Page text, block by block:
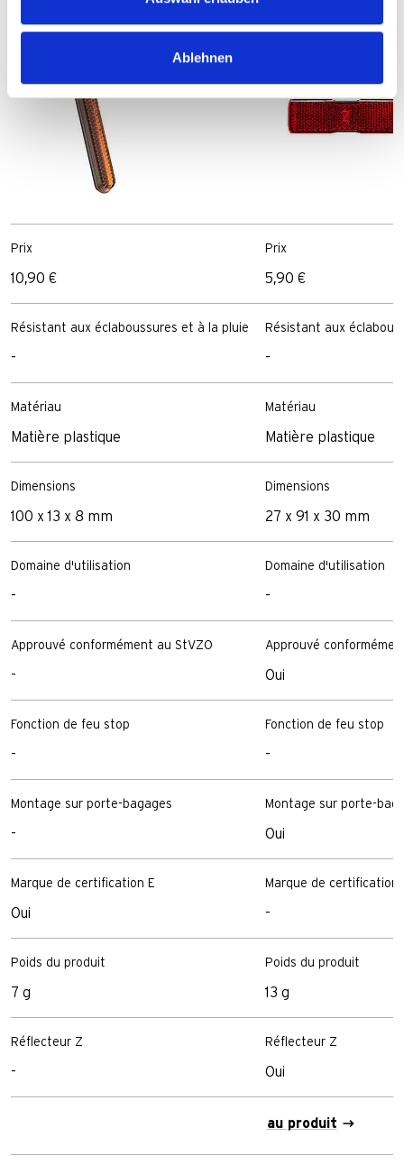
Ablehnen
Prix
10,90 €
Résistant aux éclaboussures et à la pluie
-
Matériau
Matière plastique
Dimensions
100 x 13 x 8 mm
Domaine d'utilisation
-
Approuvé conformément au StVZO
-
Fonction de feu stop
-
Montage sur porte-bagages
-
Marque de certification E
Oui
Poids du produit
7 g
Réflecteur Z
-
Prix
5,90 €
Résistant aux
-
Matériau
Matière plastique
Dimensions
27 x 91 x 30 mm
Domaine d'utilisation
-
Approuvé
Oui
Fonction de feu stop
-
Montage sur porte-
Oui
Marque de certification
-
Poids du produit
13 g
Réflecteur Z
Oui
au produit